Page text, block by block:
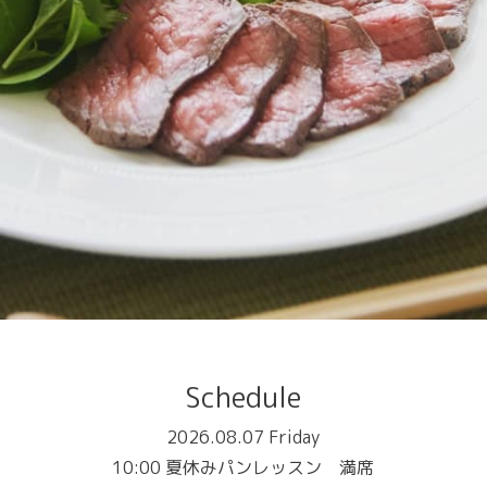
Schedule
2026.08.07 Friday
10:00 夏休みパンレッスン 満席